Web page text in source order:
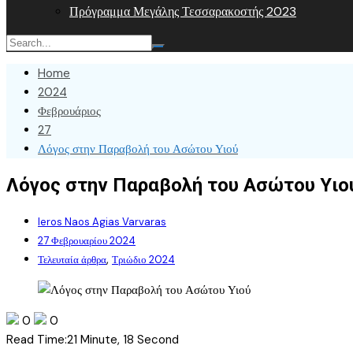
Πρόγραμμα Μεγάλης Τεσσαρακοστής 2023
Home
2024
Φεβρουάριος
27
Λόγος στην Παραβολή του Ασώτου Υιού
Λόγος στην Παραβολή του Ασώτου
Ieros Naos Agias Varvaras
27 Φεβρουαρίου 2024
Τελευταία άρθρα, Τριώδιο 2024
0
0
Read Time:21 Minute, 18 Second